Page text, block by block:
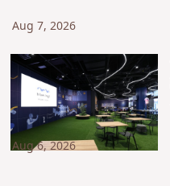
Aug 7, 2026
Aug 6, 2026